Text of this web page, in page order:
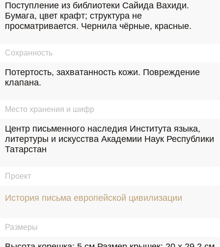
Поступление из библиотеки Сайида Вахиди.
Бумага, цвет крафт; структура не
просматривается. Чернила чёрные, красные.
Сохранность
Потертость, захватанность кожи. Повреждение
клапана.
Место хранения и шифр
Центр письменного наследия Института языка,
литертуры и искусства Академии Наук Республики
Татарстан
Проект
История письма европейской цивилизации
Размеры